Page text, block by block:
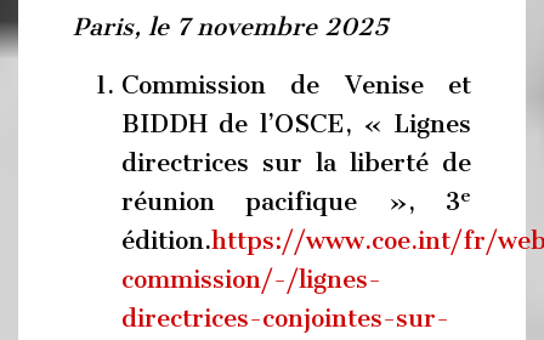
Paris, le 7 novembre 2025
Commission de Venise et
BIDDH de l’OSCE, « Lignes
directrices sur la liberté de
réunion pacifique », 3e
édition.https://www.coe.int/fr/
commission/-/lignes-
directrices-conjointes-sur-